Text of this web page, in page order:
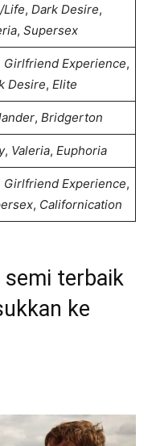
Life, Dark Desire,
, Supersex
Girlfriend Experience,
Desire, Elite
, Bridgerton
, Valeria, Euphoria
Girlfriend Experience,
, Californication
semi terbaik
ke